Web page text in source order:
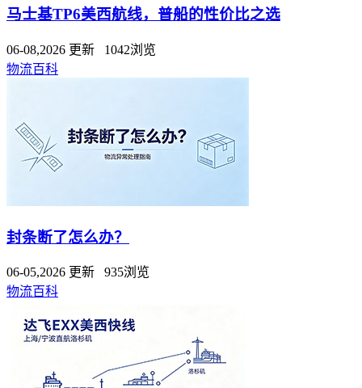
马士基TP6美西航线，普船的性价比之选
06-08,2026 更新 1042浏览
物流百科
封条断了怎么办？
06-05,2026 更新 935浏览
物流百科